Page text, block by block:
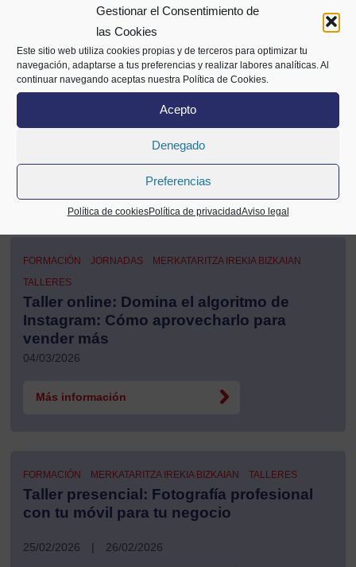
Gestionar el Consentimiento de
las Cookies
Este sitio web utiliza cookies propias y de terceros para optimizar tu
navegación, adaptarse a tus preferencias y realizar labores analíticas. Al
continuar navegando aceptas nuestra Política de Cookies.
Acepto
Denegado
Preferencias
Política de cookiesPolítica de privacidadAviso legal
FORMACIÓN JORNADAS
MERKATARITZA IREKIA BIZKAIAN
TALLERES
Taller online: Lluvia de ideas para
contenido estratégico: di adiós al “no sé
qué publicar”
FORMACIÓN JORNADAS
MERKATARITZA IREKIA BIZKAIAN
TALLERES
Taller online: Domina el algoritmo de
Instagram: Cómo aprovecharlo para
vender más
04/03/2026
Más información
FORMACIÓN MERKATARITZA IREKIA BIZKAIAN TALLERES
Taller presencial: Fotografía profesional
con tu móvil para tu negocio
25/02/2026 | 26/02/2026